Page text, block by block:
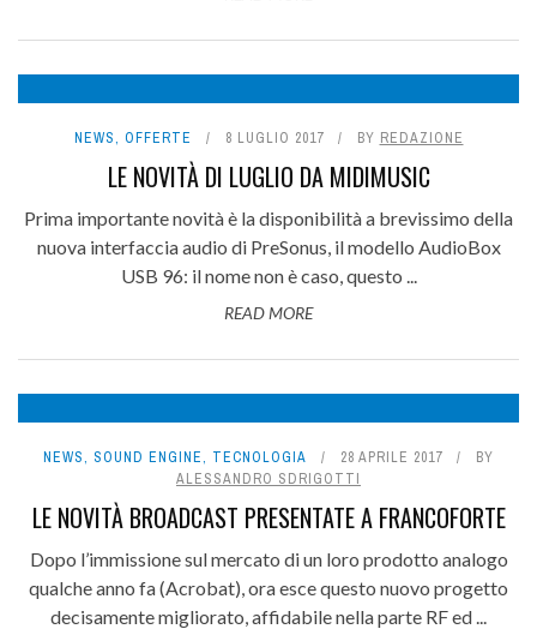
NEWS, OFFERTE 8 LUGLIO 2017 BY REDAZIONE
LE NOVITÀ DI LUGLIO DA MIDIMUSIC
Prima importante novità è la disponibilità a brevissimo della
nuova interfaccia audio di PreSonus, il modello AudioBox
USB 96: il nome non è caso, questo ...
READ MORE
NEWS, SOUND ENGINE, TECNOLOGIA 28 APRILE 2017
BY
ALESSANDRO SDRIGOTTI
LE NOVITÀ BROADCAST PRESENTATE A FRANCOFORTE
Dopo l’immissione sul mercato di un loro prodotto analogo
qualche anno fa (Acrobat), ora esce questo nuovo progetto
decisamente migliorato, affidabile nella parte RF ed ...